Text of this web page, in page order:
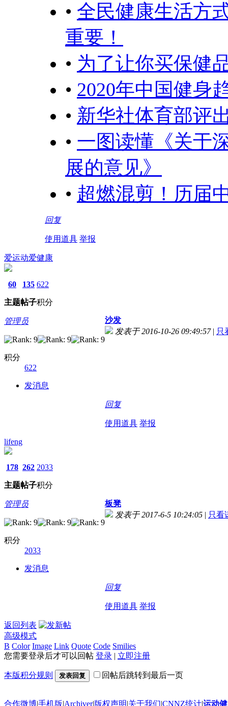
• 全民健康生活方
重要！
• 为了让你买保健
• 2020年中国健身
• 新华社体育部评
• 一图读懂《关于
展的意见》
• 超燃混剪！历届
回复
使用道具 举报
爱运动爱健康
60
主题
135
帖子
622
积分
管理员
积分
622
发消息
沙发
发表于 2016-10-26 09:49:57 | 只
回复
使用道具 举报
lifeng
178
主题
262
帖子
2033
积分
管理员
积分
2033
发消息
板凳
发表于 2017-6-5 10:24:05 | 只看
回复
使用道具 举报
返回列表
高级模式
B Color Image Link Quote Code Smilies
您需要登录后才可以回帖 登录 | 立即注册
本版积分规则 发表回复 回帖后跳转到最后一页
合作微博|手机版|Archiver|版权声明|关于我们|CNNZ统计|运动